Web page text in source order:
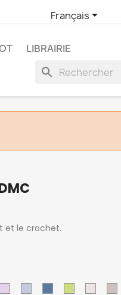
Français
LIBRAIRIE
search
et le crochet.